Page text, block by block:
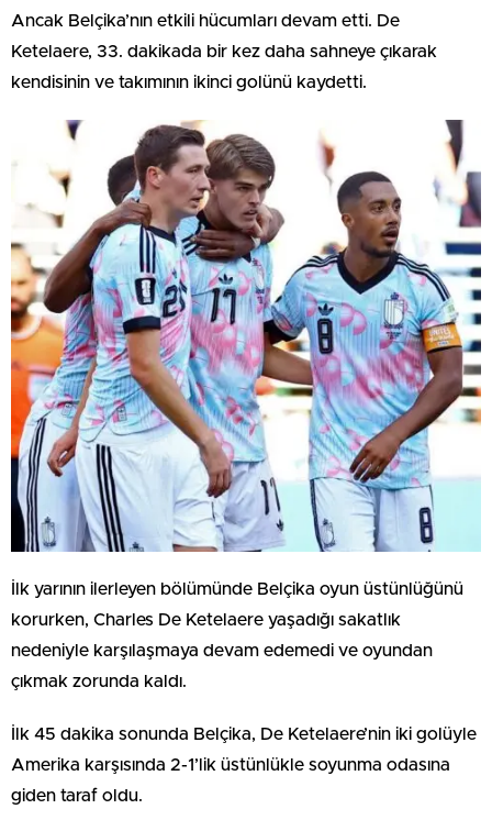
Ancak Belçika’nın etkili hücumları devam etti. De
Ketelaere, 33. dakikada bir kez daha sahneye çıkarak
kendisinin ve takımının ikinci golünü kaydetti.
İlk yarının ilerleyen bölümünde Belçika oyun üstünlüğünü
korurken, Charles De Ketelaere yaşadığı sakatlık
nedeniyle karşılaşmaya devam edemedi ve oyundan
çıkmak zorunda kaldı.
İlk 45 dakika sonunda Belçika, De Ketelaere’nin iki golüyle
Amerika karşısında 2-1’lik üstünlükle soyunma odasına
giden taraf oldu.